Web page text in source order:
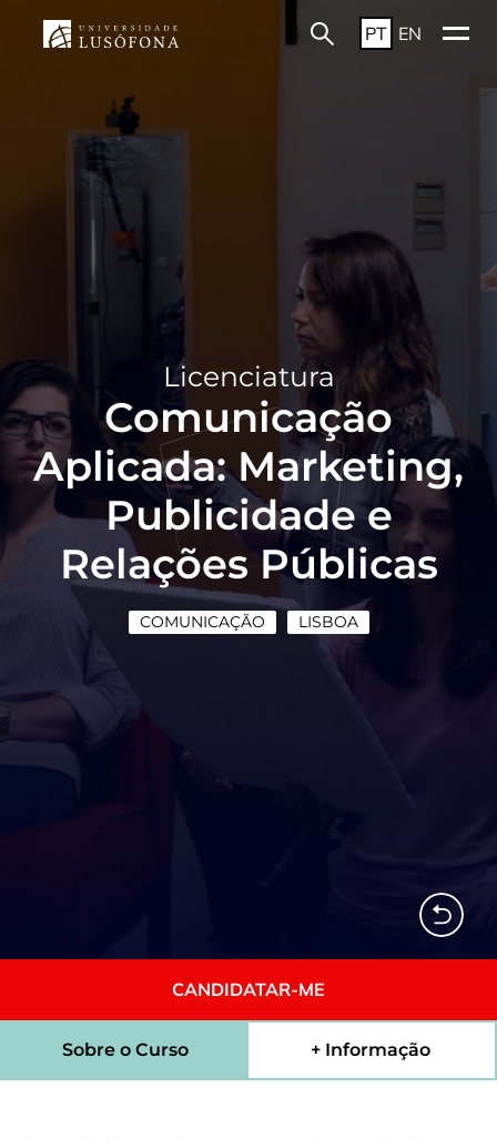
PT EN
Licenciatura
Comunicação
Aplicada: Marketing,
Publicidade e
Relações Públicas
COMUNICAÇÃO LISBOA
CANDIDATAR-ME
Sobre o Curso + Informação